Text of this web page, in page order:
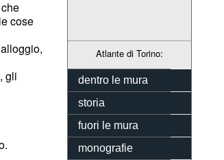
Atlante di Torino:
dentro le mura
storia
fuori le mura
monografie
cose
gli